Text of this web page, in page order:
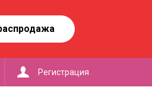
Регистрация